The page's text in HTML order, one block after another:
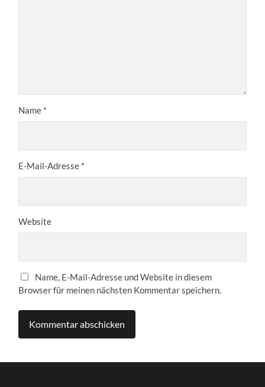
Name *
E-Mail-Adresse *
Website
Name, E-Mail-Adresse und Website in diesem
Browser für meinen nächsten Kommentar speichern.